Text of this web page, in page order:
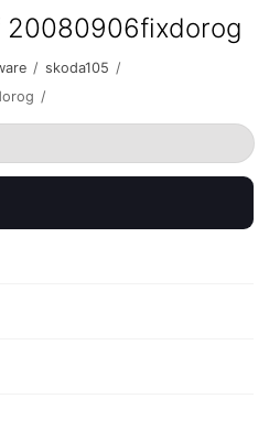
20080906fixdorog
/ skoda105 /
/